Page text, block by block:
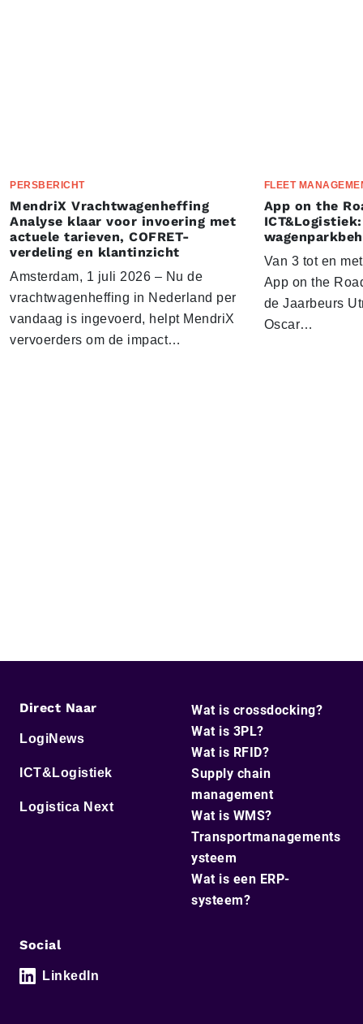
PERSBERICHT
MendriX Vrachtwagenheffing
Analyse klaar voor invoering met
actuele tarieven, COFRET-
verdeling en klantinzicht
Amsterdam, 1 juli 2026 – Nu de
vrachtwagenheffing in Nederland per
vandaag is ingevoerd, helpt MendriX
vervoerders om de impact…
FLEET
App on the
Van 3 tot en
App on the
de Jaarbeurs
Oscar…
Direct Naar
LogiNews
ICT&Logistiek
Logistica Next
Wat is crossdocking?
Wat is 3PL?
Wat is RFID?
Supply chain
management
Wat is WMS?
Transportmanagements
ysteem
Wat is een ERP-
systeem?
Social
LinkedIn